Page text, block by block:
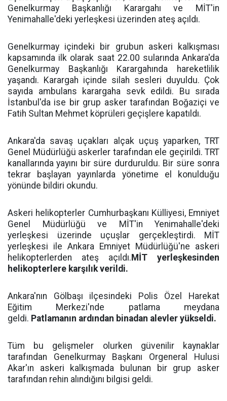
Genelkurmay Başkanlığı Karargahı ve MİT'in
Yenimahalle'deki yerleşkesi üzerinden ateş açıldı.
Genelkurmay içindeki bir grubun askeri kalkışması
kapsamında ilk olarak saat 22.00 sularında Ankara'da
Genelkurmay Başkanlığı Karargahında hareketlilik
yaşandı. Karargah içinde silah sesleri duyuldu. Çok
sayıda ambulans karargaha sevk edildi. Bu sırada
İstanbul'da ise bir grup asker tarafından Boğaziçi ve
Fatih Sultan Mehmet köprüleri geçişlere kapatıldı.
Ankara'da savaş uçakları alçak uçuş yaparken, TRT
Genel Müdürlüğü askerler tarafından ele geçirildi. TRT
kanallarında yayını bir süre durduruldu. Bir süre sonra
tekrar başlayan yayınlarda yönetime el konulduğu
yönünde bildiri okundu.
Askeri helikopterler Cumhurbaşkanı Külliyesi, Emniyet
Genel Müdürlüğü ve MİT'in Yenimahalle'deki
yerleşkesi üzerinde uçuşlar gerçekleştirdi. MİT
yerleşkesi ile Ankara Emniyet Müdürlüğü'ne askeri
helikopterlerden ateş açıldı. MİT yerleşkesinden
helikopterlere karşılık verildi.
Ankara'nın Gölbaşı ilçesindeki Polis Özel Harekat
Eğitim Merkezi'nde patlama meydana
geldi. Patlamanın ardından binadan alevler yükseldi.
Tüm bu gelişmeler olurken güvenilir kaynaklar
tarafından Genelkurmay Başkanı Orgeneral Hulusi
Akar'ın askeri kalkışmada bulunan bir grup asker
tarafından rehin alındığını bilgisi geldi.